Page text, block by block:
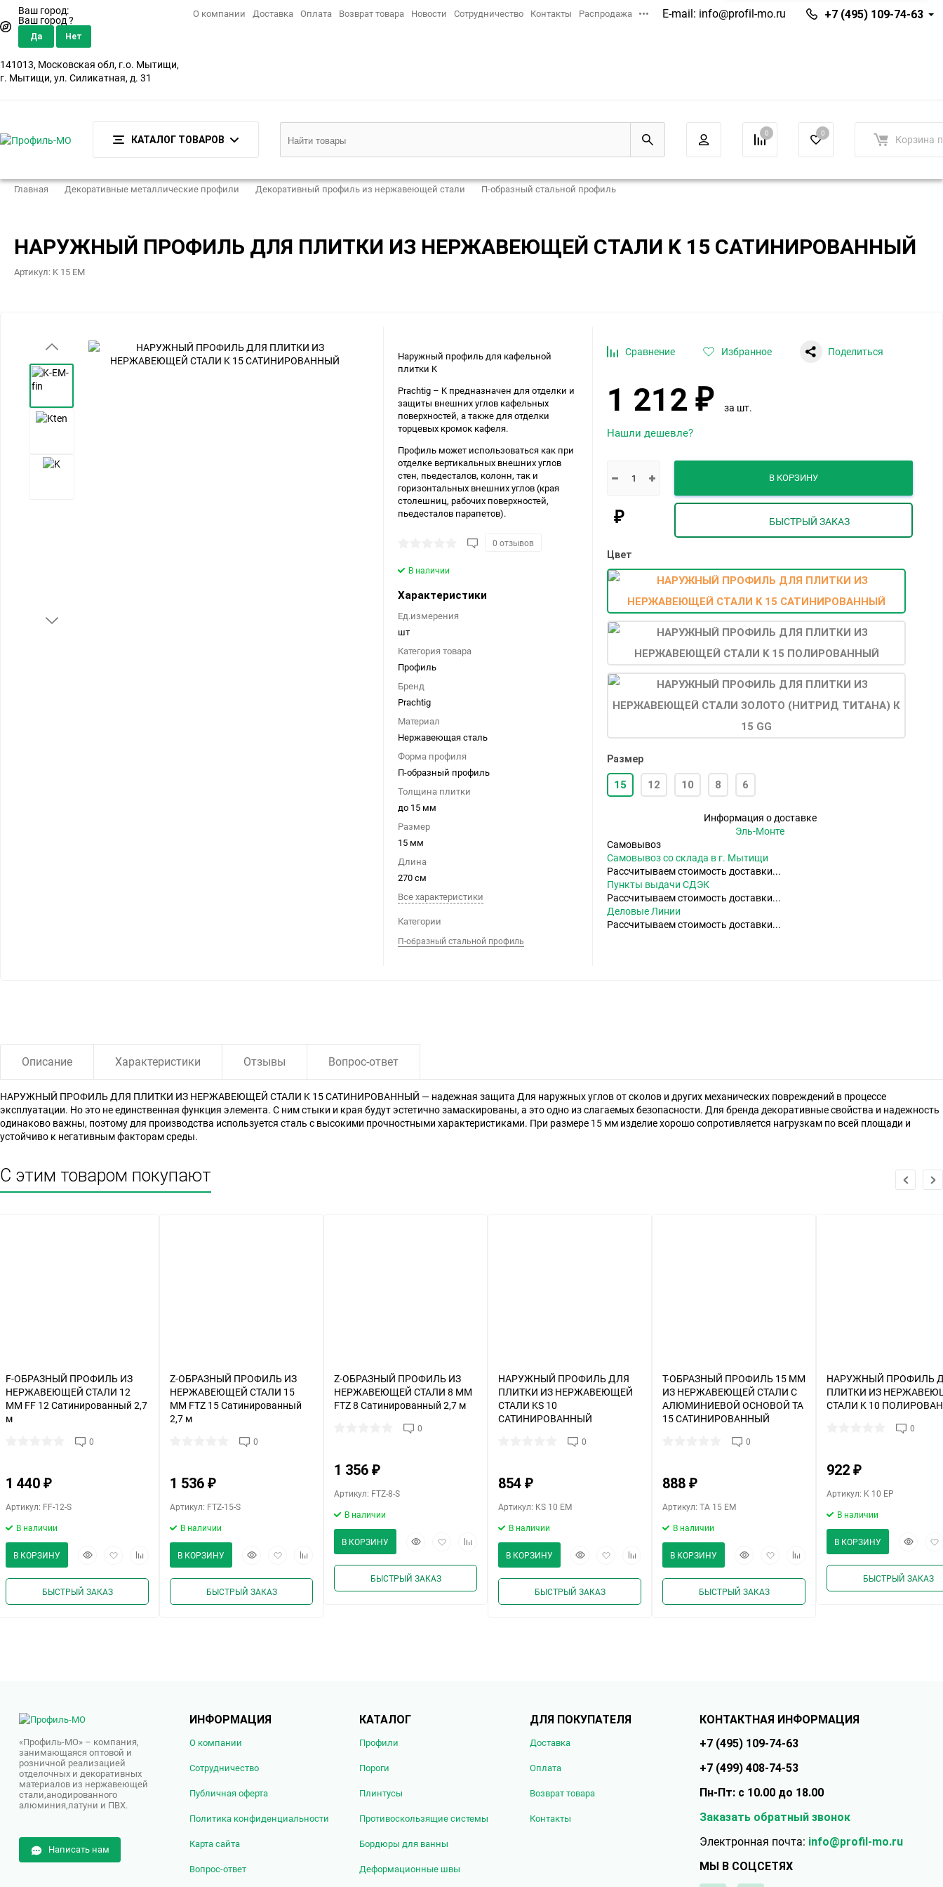
Ваш город:
Ваш город?
141013, Московская обл, г.о. Мытищи,
г. Мытищи, ул. Силикатная, д. 31
О компании Доставка Оплата Возврат товара Новости Сотрудничество Контакты Распродажа E-mail: info@profil-mo.ru +7 (495) 109-74-63
КАТАЛОГ ТОВАРОВ
0 0 Корзина
Главная Декоративные металлические профили Декоративный профиль из нержавеющей стали П-образный стальной профиль
НАРУЖНЫЙ ПРОФИЛЬ ДЛЯ ПЛИТКИ ИЗ НЕРЖАВЕЮЩЕЙ СТАЛИ K 15 САТИНИРОВАННЫЙ
Артикул: K 15 EM
Наружный профиль для кафельной
плитки K
Prachtig – K предназначен для отделки и
защиты внешних углов кафельных
поверхностей, а также для отделки
торцевых кромок кафеля.
Профиль может использоваться как при
отделке вертикальных внешних углов
стен, пьедесталов, колонн, так и
горизонтальных внешних углов (края
столешниц, рабочих поверхностей,
пьедесталов парапетов).
0 отзывов
В наличии
Характеристики
Ед.измерения
шт
Категория товара
Профиль
Бренд
Prachtig
Материал
Нержавеющая сталь
Форма профиля
П-образный профиль
Толщина плитки
до 15 мм
Размер
15 мм
Длина
270 см
Все характеристики
Категории
П-образный стальной профиль
Сравнение Избранное Поделиться
1 212 ₽ за шт.
Нашли дешевле?
В КОРЗИНУ
₽ БЫСТРЫЙ ЗАКАЗ
Цвет
Размер
15 12 10 8 6
Информация о доставке
Эль-Монте
Самовывоз
Самовывоз со склада в г. Мытищи
Рассчитываем стоимость доставки...
Пункты выдачи СДЭК
Рассчитываем стоимость доставки...
Деловые Линии
Рассчитываем стоимость доставки...
Описание Характеристики Отзывы Вопрос-ответ
НАРУЖНЫЙ ПРОФИЛЬ ДЛЯ ПЛИТКИ ИЗ НЕРЖАВЕЮЩЕЙ СТАЛИ K 15 САТИНИРОВАННЫЙ — надежная защита Для наружных углов от сколов и других механических повреждений в процессе
эксплуатации. Но это не единственная функция элемента. С ним стыки и края будут эстетично замаскированы, а это одно из слагаемых безопасности. Для бренда декоративные свойства и надежность
одинаково важны, поэтому для производства используется сталь с высокими прочностными характеристиками. При размере 15 мм изделие хорошо сопротивляется нагрузкам по всей площади и
устойчиво к негативным факторам среды.
С этим товаром покупают
F-ОБРАЗНЫЙ ПРОФИЛЬ ИЗ
НЕРЖАВЕЮЩЕЙ СТАЛИ 12
ММ FF 12 Сатинированный 2,7
м
0
1 440 ₽
Артикул: FF-12-S
В наличии
БыстрыйДобавить
избранное
Добавить
сравнению
В КОРЗИНУ
БЫСТРЫЙ ЗАКАЗ
Z-ОБРАЗНЫЙ ПРОФИЛЬ ИЗ
НЕРЖАВЕЮЩЕЙ СТАЛИ 15
ММ FTZ 15 Сатинированный
2,7 м
0
1 536 ₽
Артикул: FTZ-15-S
В наличии
БыстрыйДобавить
избранное
Добавить
сравнению
В КОРЗИНУ
БЫСТРЫЙ ЗАКАЗ
Z-ОБРАЗНЫЙ ПРОФИЛЬ ИЗ
НЕРЖАВЕЮЩЕЙ СТАЛИ 8 ММ
FTZ 8 Сатинированный 2,7 м
0
1 356 ₽
Артикул: FTZ-8-S
В наличии
БыстрыйДобавить
избранное
Добавить
сравнению
В КОРЗИНУ
БЫСТРЫЙ ЗАКАЗ
НАРУЖНЫЙ ПРОФИЛЬ ДЛЯ
ПЛИТКИ ИЗ НЕРЖАВЕЮЩЕЙ
СТАЛИ KS 10
САТИНИРОВАННЫЙ
0
854 ₽
Артикул: KS 10 EM
В наличии
БыстрыйДобавить
избранное
Добавить
сравнению
В КОРЗИНУ
БЫСТРЫЙ ЗАКАЗ
Т-ОБРАЗНЫЙ ПРОФИЛЬ 15 ММ
ИЗ НЕРЖАВЕЮЩЕЙ СТАЛИ С
АЛЮМИНИЕВОЙ ОСНОВОЙ TA
15 САТИНИРОВАННЫЙ
0
888 ₽
Артикул: TA 15 EM
В наличии
БыстрыйДобавить
избранное
Добавить
сравнению
В КОРЗИНУ
БЫСТРЫЙ ЗАКАЗ
НАРУЖНЫЙ ПРОФИЛЬ
ПЛИТКИ ИЗ
СТАЛИ K 10
0
922 ₽
Артикул: K 10 EP
В наличии
Быстрый
В КОРЗИНУ
БЫСТРЫЙ ЗАКАЗ
«Профиль-МО» – компания,
занимающаяся оптовой и
розничной реализацией
отделочных и декоративных
материалов из нержавеющей
стали,анодированного
алюминия,латуни и ПВХ.
Написать нам
ИНФОРМАЦИЯ
О компании
Сотрудничество
Публичная оферта
Политика конфиденциальности
Карта сайта
Вопрос-ответ
КАТАЛОГ
Профили
Пороги
Плинтусы
Противоскользящие системы
Бордюры для ванны
Деформационные швы
ДЛЯ ПОКУПАТЕЛЯ
Доставка
Оплата
Возврат товара
Контакты
КОНТАКТНАЯ ИНФОРМАЦИЯ
+7 (495) 109-74-63
+7 (499) 408-74-53
Пн-Пт: с 10.00 до 18.00
Заказать обратный звонок
Электронная почта: info@profil-mo.ru
МЫ В СОЦСЕТЯХ